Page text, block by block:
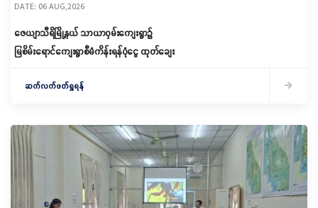
DATE: 06 AUG,2026
ဇေယျာသီရိမြို့နယ် သာယာဝှမ်းကျေးရွာ၌
မြစိမ်းရောင်ကျေးရွာစီမံကိန်းရန်ပုံငွေ ထုတ်ချေး
ဆက်လက်ဖတ်ရှုရန်